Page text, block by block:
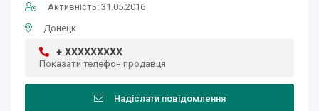
Активність: 31.05.2016
Донецк
+ XXXXXXXXX
Показати телефон продавця
Надіслати повідомлення